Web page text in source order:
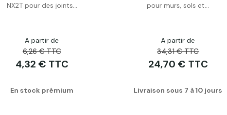
NX2T pour des joints...
A partir de
6,26 € TTC
4,32 € TTC
En stock prémium
pour murs, sols et...
A partir de
34,31 € TTC
24,70 € TTC
Livraison sous 7 à 10 jours